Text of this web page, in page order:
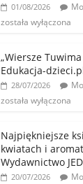
01/08/2026
została wyłączona
„Wiersze
Edukacja-
28/07/2026
została wyłączona
Najpiękniejsze
kwiatach i
Wydawnictwo
20/07/2026